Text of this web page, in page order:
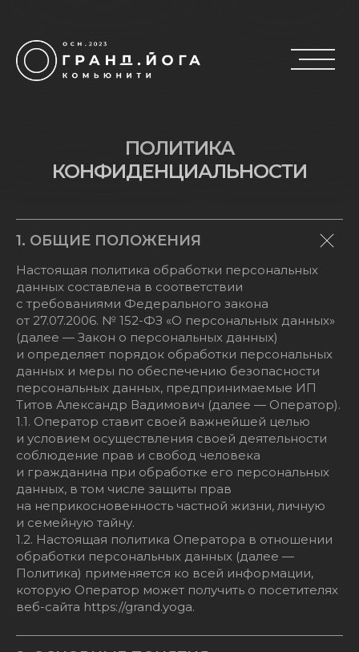
ПОЛИТИКА
КОНФИДЕНЦИАЛЬНОСТИ
1. ОБЩИЕ ПОЛОЖЕНИЯ
Настоящая политика обработки персональных
данных составлена в соответствии
с требованиями Федерального закона
от 27.07.2006. № 152-ФЗ «О персональных данных»
(далее — Закон о персональных данных)
и определяет порядок обработки персональных
данных и меры по обеспечению безопасности
персональных данных, предпринимаемые ИП
Титов Александр Вадимович (далее — Оператор).
1.1. Оператор ставит своей важнейшей целью
и условием осуществления своей деятельности
соблюдение прав и свобод человека
и гражданина при обработке его персональных
данных, в том числе защиты прав
на неприкосновенность частной жизни, личную
и семейную тайну.
1.2. Настоящая политика Оператора в отношении
обработки персональных данных (далее —
Политика) применяется ко всей информации,
которую Оператор может получить о посетителях
веб-сайта https://grand.yoga.